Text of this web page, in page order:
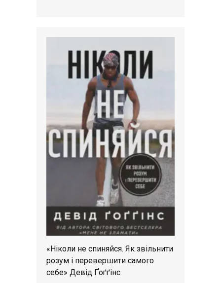
«Ніколи не спиняйся. Як звільнити
розум і перевершити самого
себе» Девід Ґоґґінс